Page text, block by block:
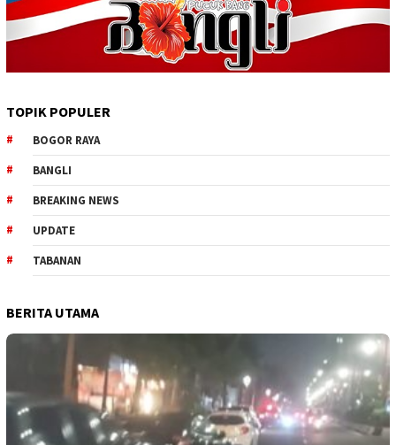
TOPIK POPULER
BOGOR RAYA
BANGLI
BREAKING NEWS
UPDATE
TABANAN
BERITA UTAMA